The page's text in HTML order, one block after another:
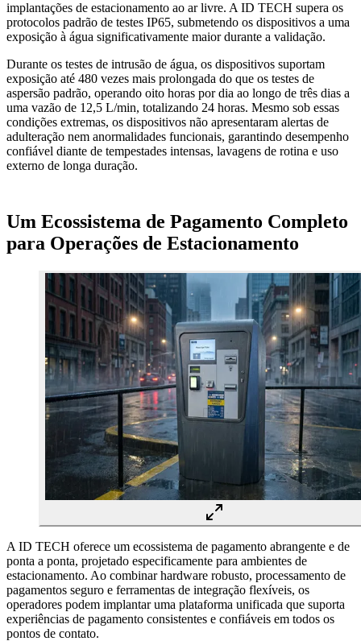
implantações de estacionamento ao ar livre. A ID TECH supera os
protocolos padrão de testes IP65, submetendo os dispositivos a uma
exposição à água significativamente maior durante a validação.
Durante os testes de intrusão de água, os dispositivos suportam
exposição até 480 vezes mais prolongada do que os testes de
aspersão padrão, operando oito horas por dia ao longo de três dias a
uma vazão de 12,5 L/min, totalizando 24 horas. Mesmo sob essas
condições extremas, os dispositivos não apresentaram alertas de
adulteração nem anormalidades funcionais, garantindo desempenho
confiável diante de tempestades intensas, lavagens de rotina e uso
externo de longa duração.
Um Ecossistema de Pagamento Completo
para Operações de Estacionamento
A ID TECH oferece um ecossistema de pagamento abrangente e de
ponta a ponta, projetado especificamente para ambientes de
estacionamento. Ao combinar hardware robusto, processamento de
pagamentos seguro e ferramentas de integração flexíveis, os
operadores podem implantar uma plataforma unificada que suporta
experiências de pagamento consistentes e confiáveis em todos os
pontos de contato.